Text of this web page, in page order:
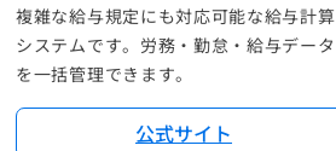
複雑な給与規定にも対応可能な給与計算
システムです。労務・勤怠・給与データ
を一括管理できます。
公式サイト